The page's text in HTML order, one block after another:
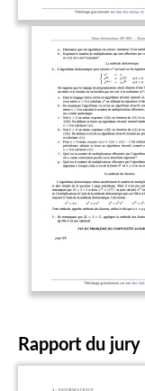
Rapport du jury